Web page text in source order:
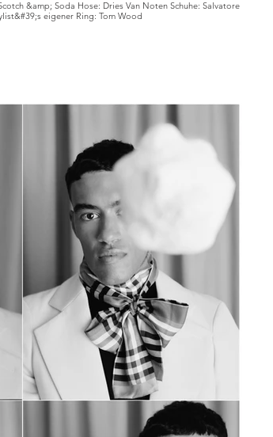
&amp; Soda Hose: Dries Van Noten Schuhe: Salvatore
eigener Ring: Tom Wood